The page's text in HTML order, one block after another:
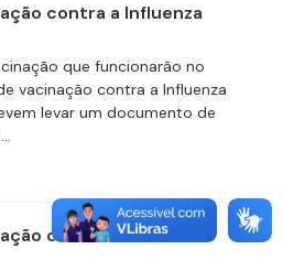
contra a Influenza
que funcionarão no
vacinação contra a Influenza
levar um documento de
contra a Influenza